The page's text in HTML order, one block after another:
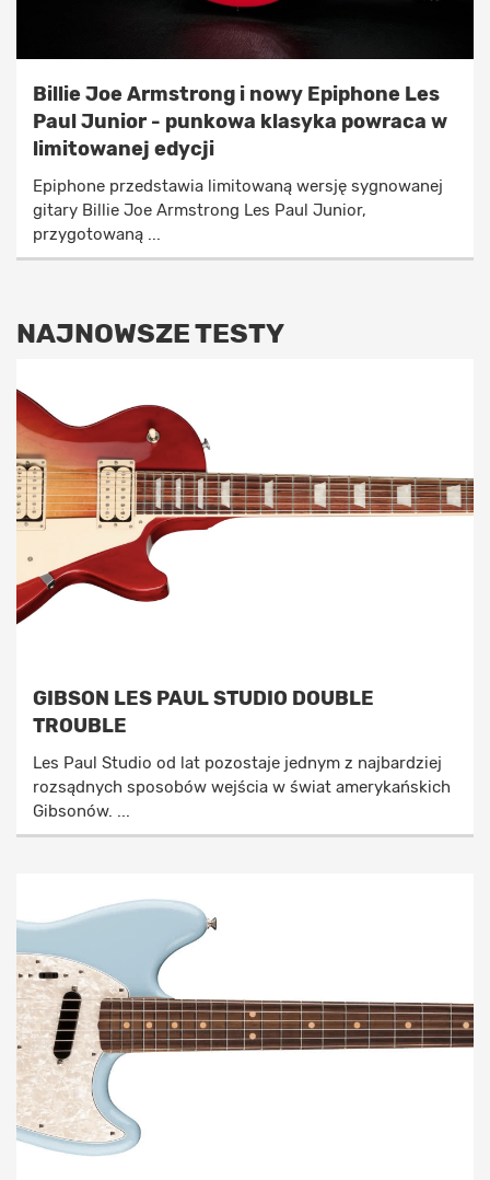
Billie Joe Armstrong i nowy Epiphone Les
Paul Junior - punkowa klasyka powraca w
limitowanej edycji
Epiphone przedstawia limitowaną wersję sygnowanej
gitary Billie Joe Armstrong Les Paul Junior,
przygotowaną ...
NAJNOWSZE TESTY
GIBSON LES PAUL STUDIO DOUBLE
TROUBLE
Les Paul Studio od lat pozostaje jednym z najbardziej
rozsądnych sposobów wejścia w świat amerykańskich
Gibsonów. ...